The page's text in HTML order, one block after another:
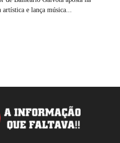
artística e lança música...